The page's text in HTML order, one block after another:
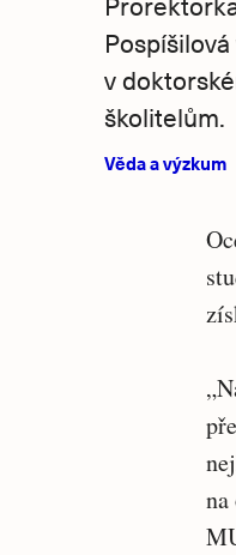
v
školitelům.
Věda a výzkum